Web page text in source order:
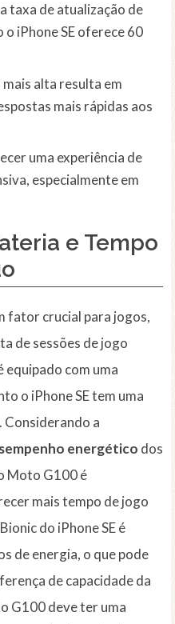
taxa de atualização de
iPhone SE oferece 60
alta resulta em
mais rápidas aos
uma experiência de
especialmente em
e Tempo
fator crucial para jogos,
de sessões de jogo
com uma
o iPhone SE tem uma
. Considerando a
energético dos
Moto G100 é
mais tempo de jogo
do iPhone SE é
de energia, o que pode
de capacidade da
G100 deve ter uma